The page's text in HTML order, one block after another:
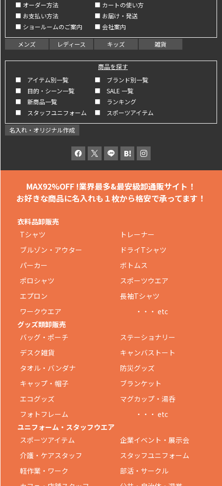
■ オーダー方法
■ カートの使い方
■ お支払い方法
■ お届け・発送
■ ショールームのご案内
■ 会社案内
メンズ レディース キッズ 雑貨
商品を探す
■ アイテム別一覧
■ ブランド別一覧
■ 目的・シーン一覧
■ SALE 一覧
■ 新商品一覧
■ ランキング
■ スタッフユニフォーム
■ スポーツアイテム
名入れ・オリジナル作成
MAX92%OFF !業界最多&最安級卸通販サイト！
お好きな商品に名入れも １枚から格安で承ってます！
衣料品卸販売
Tシャツ
トレーナー
ブルゾン・アウター
ドライTシャツ
パーカー
ボトムス
ポロシャツ
スポーツウエア
エプロン
長袖Tシャツ
ワークウエア
・・・ etc
グッズ類卸販売
バッグ・ポーチ
ステーショナリー
デスク雑貨
キャンバストート
タオル・バンダナ
防災グッズ
キャップ・帽子
ブランケット
エコグッズ
マグカップ・湯呑
フォトフレーム
・・・ etc
ユニフォーム・スタッフウエア
スポーツアイテム
企業イベント・展示会
介護・ケアスタッフ
スタッフユニフォーム
軽作業・ワーク
部活・サークル